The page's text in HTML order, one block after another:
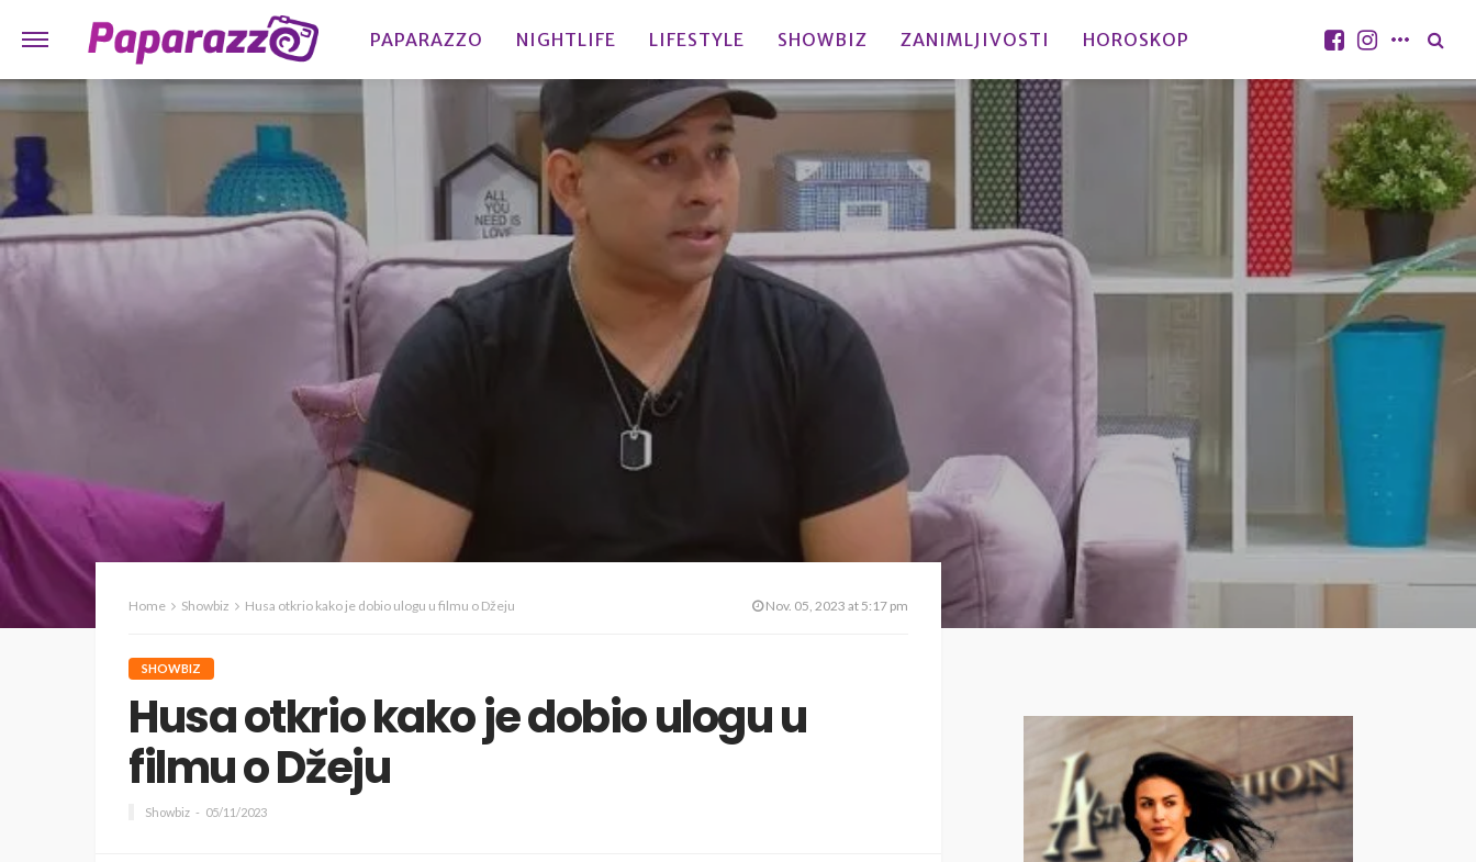
PAPARAZZO NIGHTLIFE LIFESTYLE SHOWBIZ ZANIMLJIVOSTI HOROSKOP
Home Showbiz Husa otkrio kako je dobio ulogu u filmu o Džeju Nov. 05, 2023 at 5:17 pm
SHOWBIZ
Husa otkrio kako je dobio ulogu u
filmu o Džeju
Showbiz 05/11/2023